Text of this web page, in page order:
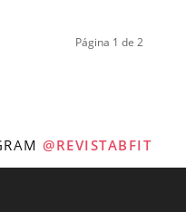
Página 1 de 2
@REVISTABFIT